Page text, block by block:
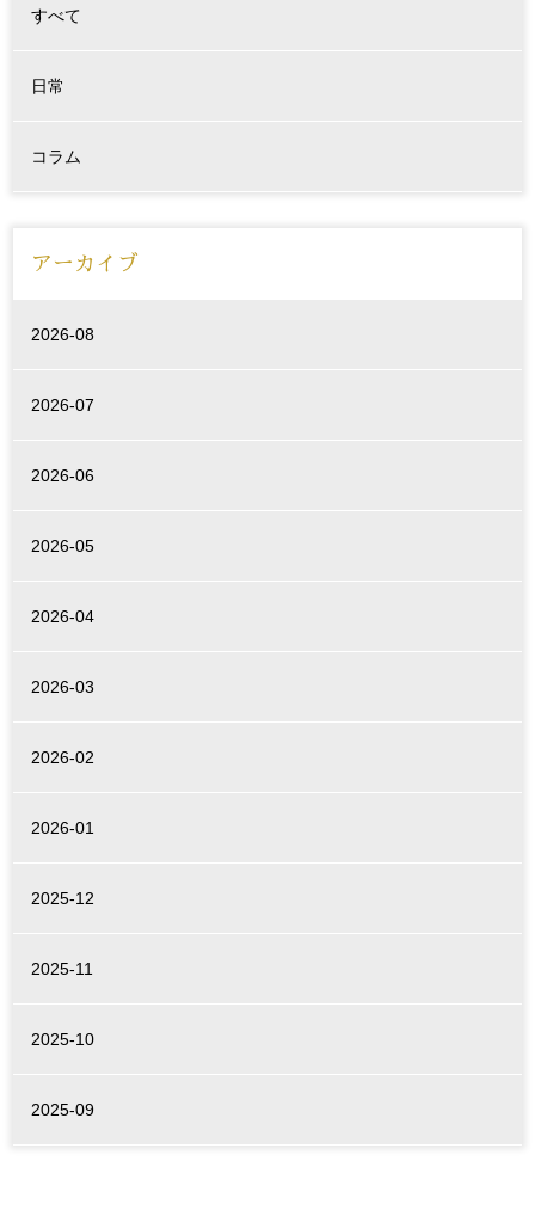
すべて
日常
コラム
アーカイブ
2026-08
2026-07
2026-06
2026-05
2026-04
2026-03
2026-02
2026-01
2025-12
2025-11
2025-10
2025-09